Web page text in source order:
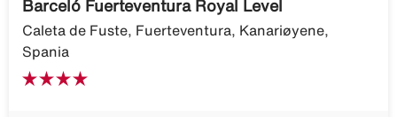
Barceló Fuerteventura Royal Level
Caleta de Fuste, Fuerteventura, Kanariøyene,
Spania